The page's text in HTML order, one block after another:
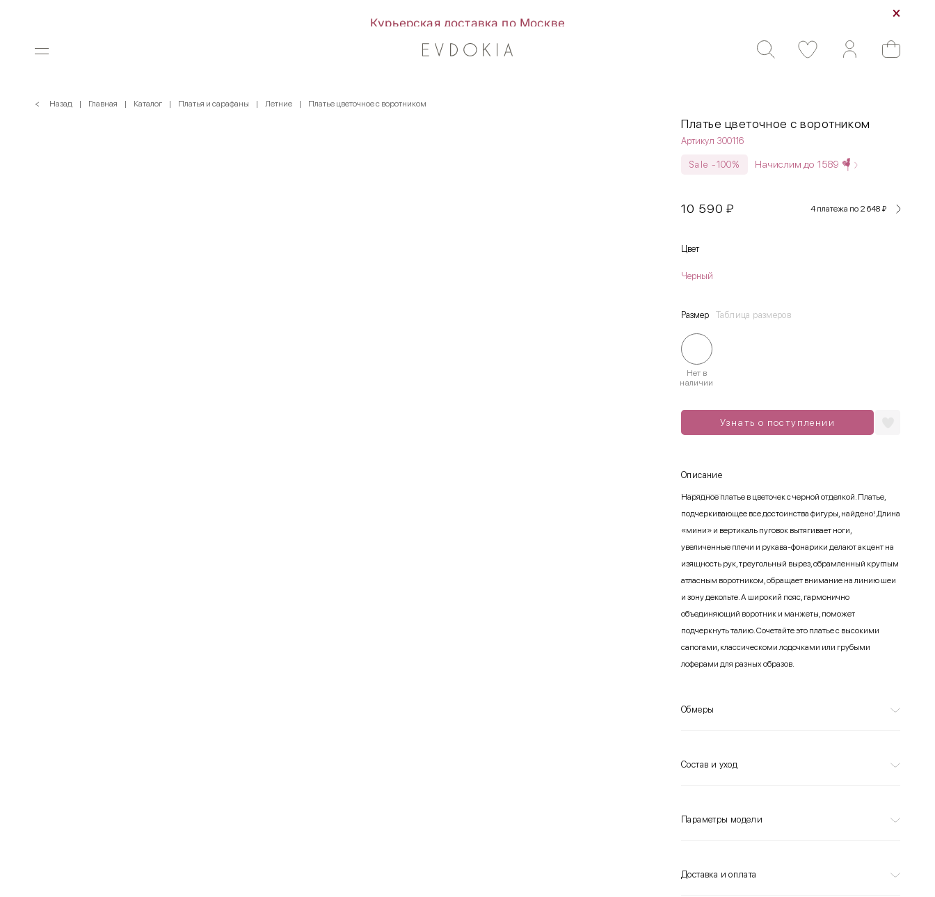
< Назад Главная Каталог Платья и сарафаны Летние Платье цветочное с воротником
Платье цветочное с воротником
Артикул 300116
Sale -100% Начислим до 1589
10 590₽ 4 платежа по 2 648 ₽
Цвет
Черный
Размер Таблица размеров
Нет в
наличии
Узнать о поступлении
Описание
Нарядное платье в цветочек с черной отделкой. Платье,
подчеркивающее все достоинства фигуры, найдено! Длина
«мини» и вертикаль пуговок вытягивает ноги,
увеличенные плечи и рукава-фонарики делают акцент на
изящность рук, треугольный вырез, обрамленный круглым
атласным воротником, обращает внимание на линию шеи
и зону декольте. А широкий пояс, гармонично
объединяющий воротник и манжеты, поможет
подчеркнуть талию. Сочетайте это платье с высокими
сапогами, классическоми лодочками или грубыми
лоферами для разных образов.
Обмеры
Состав и уход
Параметры модели
Доставка и оплата